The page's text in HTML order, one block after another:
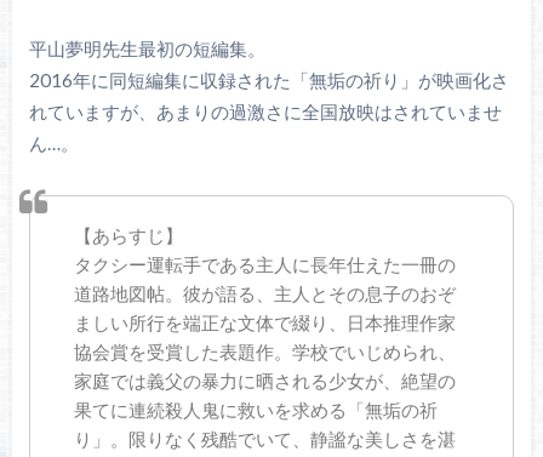
平山夢明先生最初の短編集。
2016年に同短編集に収録された「無垢の祈り」が映画化さ
れていますが、あまりの過激さに全国放映はされていませ
ん…。
【あらすじ】
タクシー運転手である主人に長年仕えた一冊の
道路地図帖。彼が語る、主人とその息子のおぞ
ましい所行を端正な文体で綴り、日本推理作家
協会賞を受賞した表題作。学校でいじめられ、
家庭では義父の暴力に晒される少女が、絶望の
果てに連続殺人鬼に救いを求める「無垢の祈
り」。限りなく残酷でいて、静謐な美しさを湛